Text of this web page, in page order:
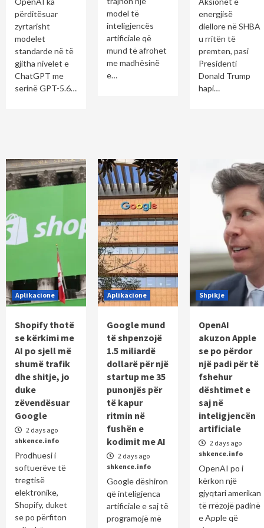
përditësuar
zyrtarisht
modelet
standarde në të
gjitha nivelet e
ChatGPT me
serinë GPT-5.6…
model të
inteligjencës
artificiale që
mund të afrohet
me madhësinë
e…
energjisë
diellore në SHBA
u rritën të
premten, pasi
Presidenti
Donald Trump
hapi…
Aplikacione
Shopify thotë
se kërkimi me
AI po sjell më
shumë trafik
dhe shitje, jo
duke
zëvendësuar
Google
2 days ago
shkence.info
Prodhuesi i
softuerëve të
tregtisë
elektronike,
Shopify, duket
se po përfiton
Aplikacione
Google mund
të shpenzojë
1.5 miliardë
dollarë për një
startup me 35
punonjës për
të kapur
ritmin në
fushën e
kodimit me AI
2 days ago
shkence.info
Google dëshiron
që inteligjenca
artificiale e saj të
programojë më
Shpikje
OpenAI
akuzon Apple
se po përdor
një padi për të
fshehur
dështimet e
saj në
inteligjencën
artificiale
2 days ago
shkence.info
OpenAI po i
kërkon një
gjyqtari amerikan
të rrëzojë padinë
e Apple që